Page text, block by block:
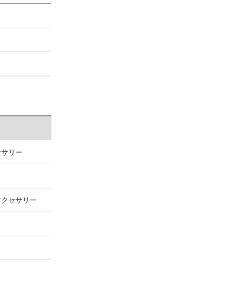
リー
セサリー